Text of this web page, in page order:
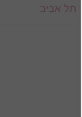
תל אביב